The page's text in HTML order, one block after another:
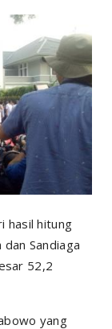
hasil hitung
Sandiaga
52,2
yang